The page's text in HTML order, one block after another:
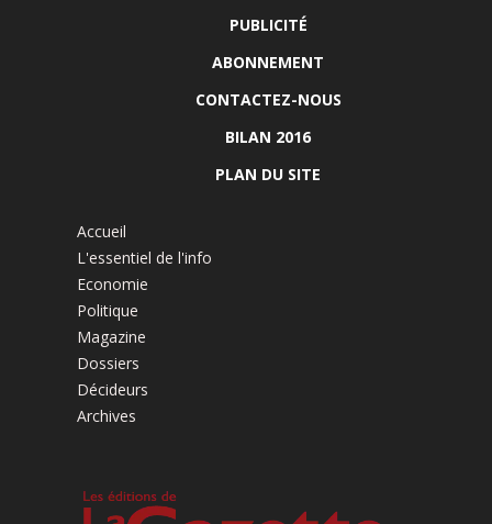
PUBLICITÉ
ABONNEMENT
CONTACTEZ-NOUS
BILAN 2016
PLAN DU SITE
Accueil
L'essentiel de l'info
Economie
Politique
Magazine
Dossiers
Décideurs
Archives